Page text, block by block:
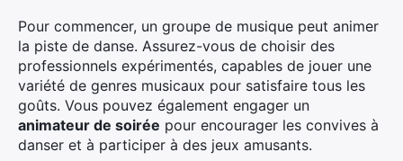
Pour commencer, un groupe de musique peut animer
la piste de danse. Assurez-vous de choisir des
professionnels expérimentés, capables de jouer une
variété de genres musicaux pour satisfaire tous les
goûts. Vous pouvez également engager un
animateur de soirée pour encourager les convives à
danser et à participer à des jeux amusants.